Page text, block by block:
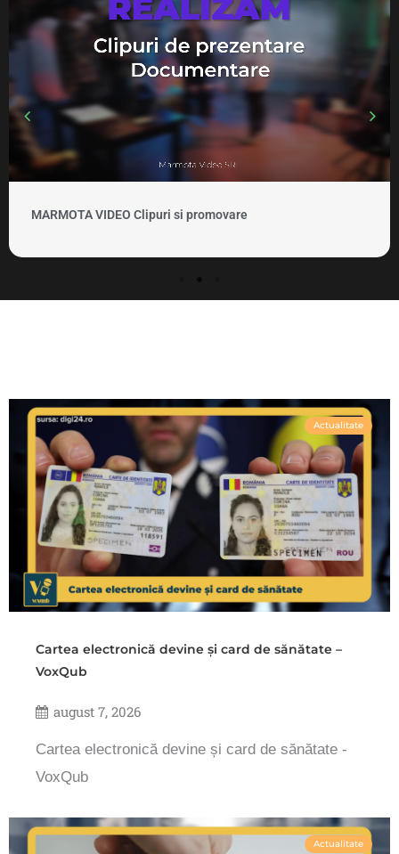
MARMOTA VIDEO Clipuri si promovare
Actualitate
Cartea electronică devine și card de sănătate –
VoxQub
august 7, 2026
Cartea electronică devine și card de sănătate -
VoxQub
Actualitate